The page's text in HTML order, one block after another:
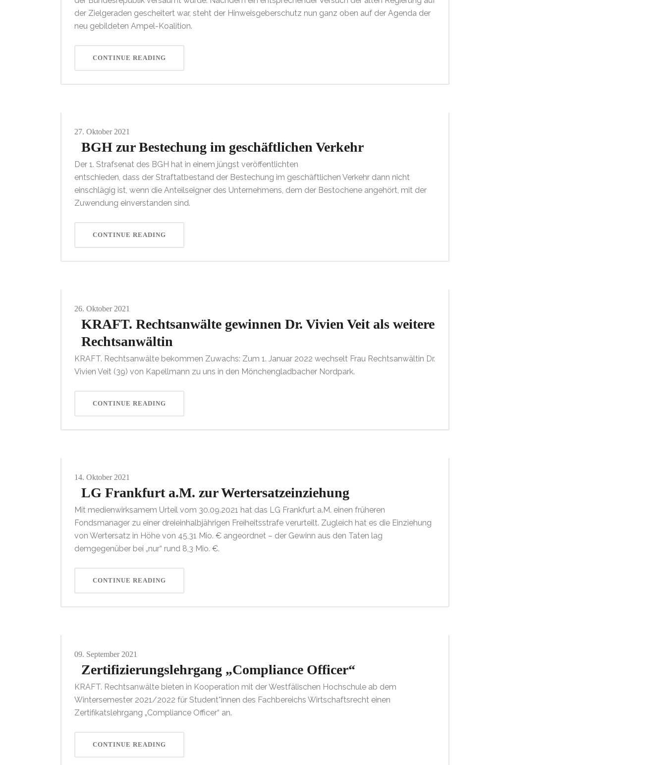
der Zielgeraden gescheitert war, steht der Hinweisgeberschutz nun ganz oben auf der Agenda der
neu gebildeten Ampel-Koalition.
CONTINUE READING
27. Oktober 2021
BGH zur Bestechung im geschäftlichen Verkehr
Der 1. Strafsenat des BGH hat in einem jüngst veröffentlichten
entschieden, dass der Straftatbestand der Bestechung im geschäftlichen Verkehr dann nicht
einschlägig ist, wenn die Anteilseigner des Unternehmens, dem der Bestochene angehört, mit der
Zuwendung einverstanden sind.
CONTINUE READING
26. Oktober 2021
KRAFT. Rechtsanwälte gewinnen Dr. Vivien Veit als weitere
Rechtsanwältin
KRAFT. Rechtsanwälte bekommen Zuwachs: Zum 1. Januar 2022 wechselt Frau Rechtsanwältin Dr.
Vivien Veit (39) von Kapellmann zu uns in den Mönchengladbacher Nordpark.
CONTINUE READING
14. Oktober 2021
LG Frankfurt a.M. zur Wertersatzeinziehung
Mit medienwirksamem Urteil vom 30.09.2021 hat das LG Frankfurt a.M. einen früheren
Fondsmanager zu einer dreieinhalbjährigen Freiheitsstrafe verurteilt. Zugleich hat es die Einziehung
von Wertersatz in Höhe von 45,31 Mio. € angeordnet – der Gewinn aus den Taten lag
demgegenüber bei „nur“ rund 8,3 Mio. €.
CONTINUE READING
09. September 2021
Zertifizierungslehrgang „Compliance Officer“
KRAFT. Rechtsanwälte bieten in Kooperation mit der Westfälischen Hochschule ab dem
Wintersemester 2021/2022 für Student*innen des Fachbereichs Wirtschaftsrecht einen
Zertifikatslehrgang „Compliance Officer“ an.
CONTINUE READING